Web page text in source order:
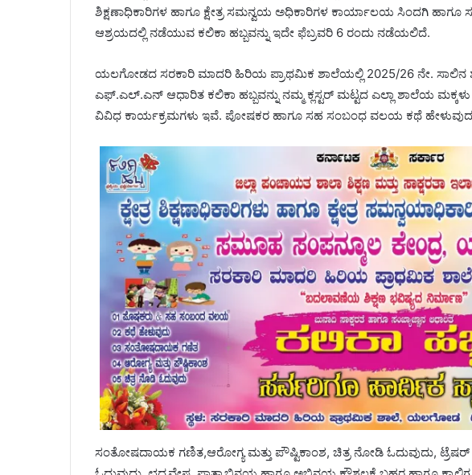
ಶಿಕ್ಷಣಾಧಿಕಾರಿಗಳ ಹಾಗೂ ಕ್ಷೇತ್ರ ಸಮನ್ವಯ ಅಧಿಕಾರಿಗಳ ಕಾರ್ಯಾಲಯ ಸಿಂದಗಿ
ಆಶ್ರಯದಲ್ಲಿ ನಡೆಯುವ ಕಲಿಕಾ ಹಬ್ಬವನ್ನು ಇದೇ ಫೆಬ್ರವರಿ 6 ರಂದು ನಡೆಯಲಿದೆ.
ಯಲಗೋಡದ ಸರಕಾರಿ ಮಾದರಿ ಹಿರಿಯ ಪ್ರಾಥಮಿಕ ಶಾಲೆಯಲ್ಲಿ 2025/26 ನೇ. ಸಾಲಿನ
ಎಫ್.ಎಲ್.ಎನ್ ಆಧಾರಿತ ಕಲಿಕಾ ಹಬ್ಬವನ್ನು ನಮ್ಮ ಕ್ಲಸ್ಟರ್ ಮಟ್ಟದ ಎಲ್ಲಾ ಶಾಲೆಯ ಮಕ್ಕಳು
ವಿವಿಧ ಕಾರ್ಯಕ್ರಮಗಳು ಇವೆ. ಪೋಷಕರ ಹಾಗೂ ಸಹ ಸಂಬಂಧ ವಲಯ ಕಥೆ
ಸಂತೋಷದಾಯಕ ಗಣಿತ,ಆರೋಗ್ಯ ಮತ್ತು ಪೌಷ್ಟಿಕಾಂಶ, ಚಿತ್ರ ನೋಡಿ ಓದುವುದು,